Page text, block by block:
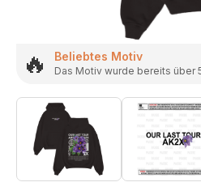
🔥 Beliebtes Motiv
Das Motiv wurde bereits über